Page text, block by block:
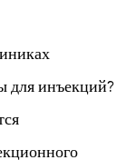
для инъекций?